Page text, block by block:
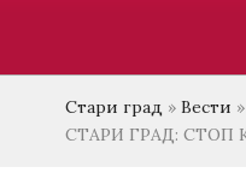
Стари град » Вести »
СТАРИ ГРАД: